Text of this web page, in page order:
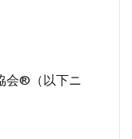
会®︎（以下ニ